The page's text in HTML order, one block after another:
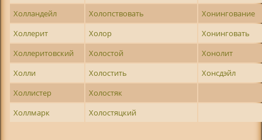
Холландейл
Холопствовать
Хонингование
Холлерит
Холор
Хонинговать
Холлеритовский
Холостой
Хонолит
Холли
Холостить
Хонсдэйл
Холлистер
Холостяк
Холлмарк
Холостяцкий